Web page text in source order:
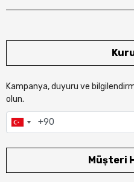
Kampanya, duyuru ve
olun.
Müşteri